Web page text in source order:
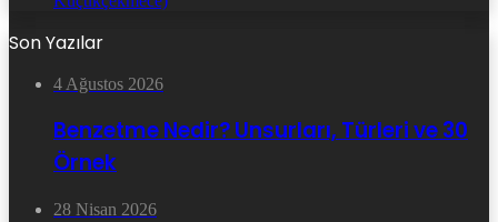
Son Yazılar
4 Ağustos 2026
Benzetme Nedir? Unsurları, Türleri ve 30
Örnek
28 Nisan 2026